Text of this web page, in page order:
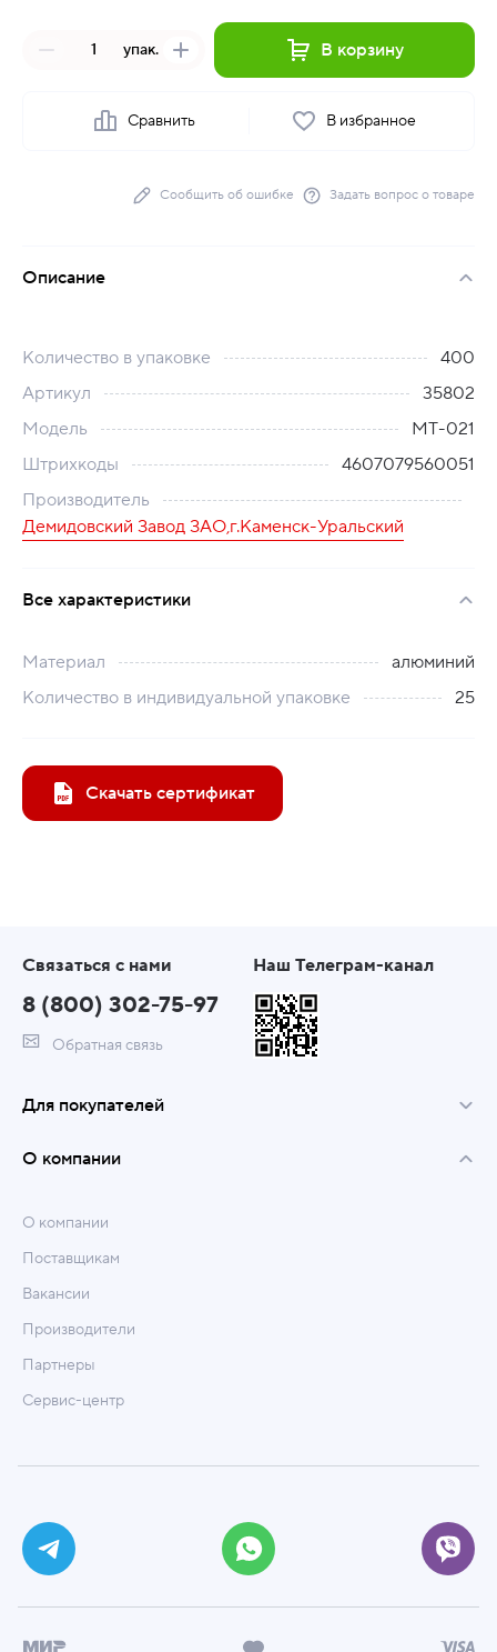
упак. В корзину
Сравнить В избранное
Сообщить об ошибке Задать вопрос о товаре
Описание
Количество в упаковке
400
Артикул
35802
Модель
МТ-021
Штрихкоды
4607079560051
Производитель
Демидовский Завод ЗАО,г.Каменск-Уральский
Все характеристики
Материал
алюминий
Количество в индивидуальной упаковке
25
Скачать сертификат
Связаться с нами
8 (800) 302-75-97
Обратная связь
Наш Телеграм-канал
Для покупателей
О компании
О компании
Поставщикам
Вакансии
Производители
Партнеры
Сервис-центр